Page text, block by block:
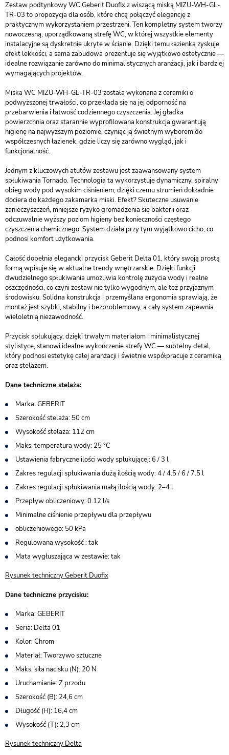
Zestaw podtynkowy WC Geberit Duofix z wiszącą miską MIZU-WH-GL-
TR-03 to propozycja dla osób, które chcą połączyć elegancję z
praktycznym wykorzystaniem przestrzeni. Ten kompletny system tworzy
nowoczesną, uporządkowaną strefę WC, w której wszystkie elementy
instalacyjne są dyskretnie ukryte w ścianie. Dzięki temu łazienka zyskuje
efekt lekkości, a sama zabudowa prezentuje się wyjątkowo estetycznie —
idealne rozwiązanie zarówno do minimalistycznych aranżacji, jak i bardziej
wymagających projektów.
Miska WC MIZU-WH-GL-TR-03 została wykonana z ceramiki o
podwyższonej trwałości, co przekłada się na jej odporność na
przebarwienia i łatwość codziennego czyszczenia. Jej gładka
powierzchnia oraz starannie wyprofilowana konstrukcja gwarantują
higienę na najwyższym poziomie, czyniąc ją świetnym wyborem do
współczesnych łazienek, gdzie liczy się zarówno wygląd, jak i
funkcjonalność.
Jednym z kluczowych atutów zestawu jest zaawansowany system
spłukiwania Tornado. Technologia ta wykorzystuje dynamiczny, spiralny
obieg wody pod wysokim ciśnieniem, dzięki czemu strumień dokładnie
dociera do każdego zakamarka miski. Efekt? Skuteczne usuwanie
zanieczyszczeń, mniejsze ryzyko gromadzenia się bakterii oraz
odczuwalnie wyższy poziom higieny bez konieczności częstego
czyszczenia chemicznego. System działa przy tym wyjątkowo cicho, co
podnosi komfort użytkowania.
Całość dopełnia elegancki przycisk Geberit Delta 01, który swoją prostą
formą wpisuje się w aktualne trendy wnętrzarskie. Dzięki funkcji
dwudzielnego spłukiwania umożliwia kontrolę zużycia wody i realne
oszczędności, co czyni zestaw nie tylko wygodnym, ale też przyjaznym
środowisku. Solidna konstrukcja i przemyślana ergonomia sprawiają, że
montaż jest szybki, stabilny i bezproblemowy, a cały system zapewnia
wieloletnią niezawodność.
Przycisk spłukujący, dzięki trwałym materiałom i minimalistycznej
stylistyce, stanowi idealne wykończenie strefy WC — subtelny detal,
który podnosi estetykę całej aranżacji i świetnie współpracuje z ceramiką
oraz stelażem.
Dane techniczne stelaża:
Marka: GEBERIT
Szerokość stelaża: 50 cm
Wysokość stelaża: 112 cm
Maks. temperatura wody: 25 °C
Ustawienia fabryczne ilości wody spłukującej: 6 / 3 l
Zakres regulacji spłukiwania dużą ilością wody: 4 / 4.5 / 6 / 7.5 l
Zakres regulacji spłukiwania małą ilością wody: 2–4 l
Przepływ obliczeniowy: 0.12 l/s
Minimalne ciśnienie przepływu dla przepływu
obliczeniowego: 50 kPa
Regulowana wysokość : tak
Mata wygłuszająca w zestawie: tak
Rysunek techniczny Geberit Duofix
Dane techniczne przycisku:
Marka: GEBERIT
Seria: Delta 01
Kolor: Chrom
Materiał: Tworzywo sztuczne
Maks. siła nacisku (N): 20 N
Uruchamianie: Z przodu
Szerokość (B): 24,6 cm
Długość (H): 16,4 cm
Wysokość (T): 2,3 cm
Rysunek techniczny Delta